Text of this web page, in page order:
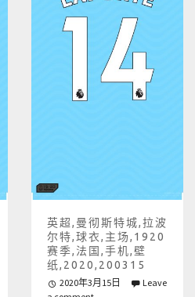
英超,曼彻斯特城,拉波
尔特,球衣,主场,1920
赛季,法国,手机,壁
纸,2020,200315
2020年3月15日
Leave